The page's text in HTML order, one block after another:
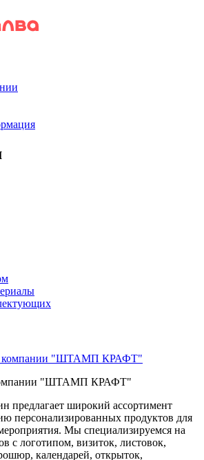
"ШТАМП КРАФТ"
предлагает широкий ассортимент
персонализированных продуктов для
Мы специализируемся на
с логотипом, визиток, листовок,
календарей, открыток,